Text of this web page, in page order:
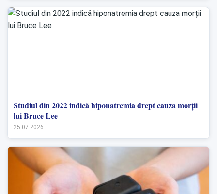
Studiul din 2022 indică hiponatremia drept cauza morții
lui Bruce Lee
25.07.2026